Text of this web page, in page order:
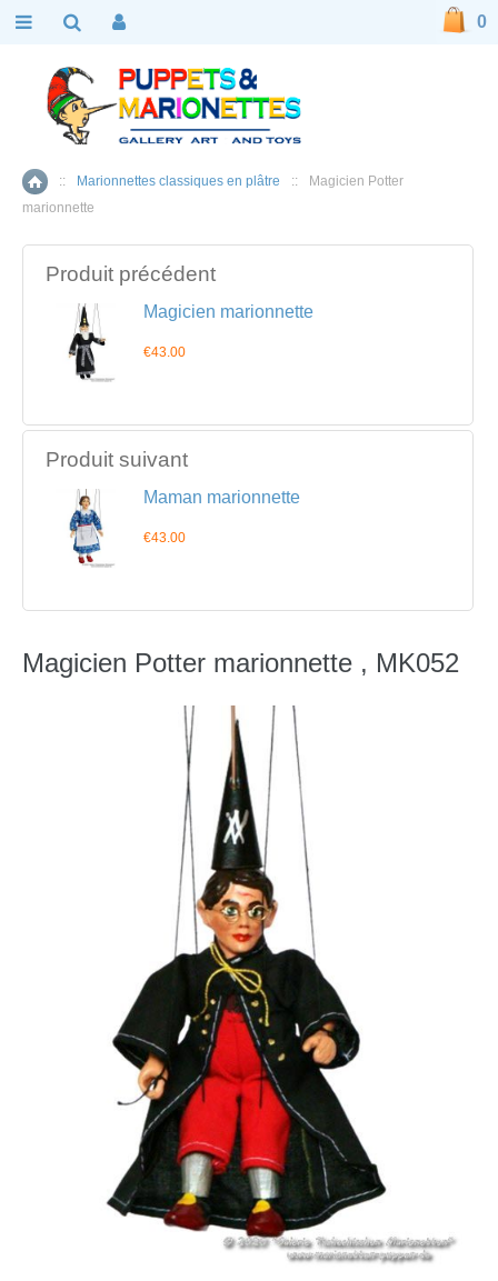
Accueil
:: Marionnettes classiques en plâtre ::
Magicien Potter
marionnette
Produit précédent
Magicien marionnette
€43.00
Produit suivant
Maman marionnette
€43.00
Magicien Potter marionnette , MK052
0